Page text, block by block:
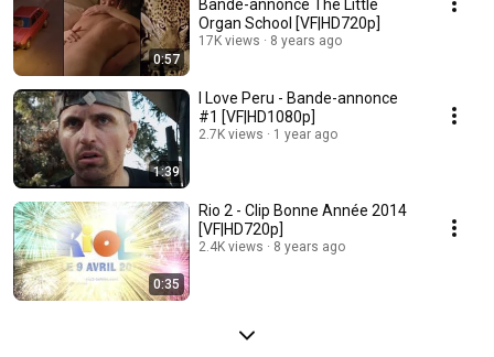
0:57
Bande-annonce The Little
Organ School [VF|HD720p]
17K views 8 years ago
1:39
I Love Peru - Bande-annonce
#1 [VF|HD1080p]
2.7K views 1 year ago
0:35
Rio 2 - Clip Bonne Année 2014
[VF|HD720p]
2.4K views 8 years ago